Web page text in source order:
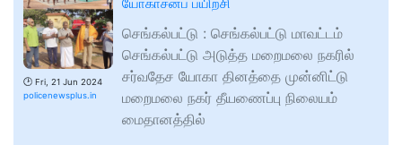
🕑 Fri, 21 Jun 2024
policenewsplus.in
யோகாசனப் பயிற்சி
செங்கல்பட்டு : செங்கல்பட்டு மாவட்டம்
செங்கல்பட்டு அடுத்த மறைமலை நகரில்
சர்வதேச யோகா தினத்தை முன்னிட்டு
மறைமலை நகர் தீயணைப்பு நிலையம்
மைதானத்தில்